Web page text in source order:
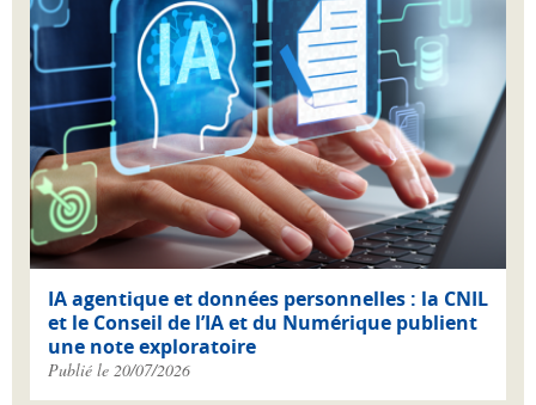
IA agentique et données personnelles : la CNIL
et le Conseil de l’IA et du Numérique publient
une note exploratoire
Publié le 20/07/2026